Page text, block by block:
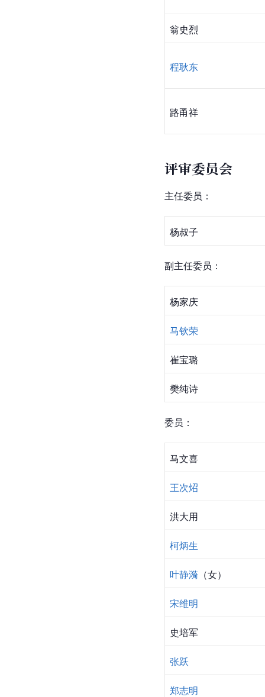
翁史烈
程耿东
路甬祥
评审委员会
主任委员：
杨叔子
副主任委员：
杨家庆
马钦荣
崔宝璐
樊纯诗
委员：
马文喜
王次炤
洪大用
柯炳生
叶静漪 （女）
宋维明
史培军
张跃
郑志明